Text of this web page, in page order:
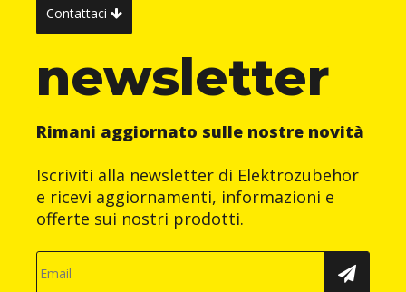
Contattaci
newsletter
Rimani aggiornato sulle nostre novità
Iscriviti alla newsletter di Elektrozubehör
e ricevi aggiornamenti, informazioni e
offerte sui nostri prodotti.